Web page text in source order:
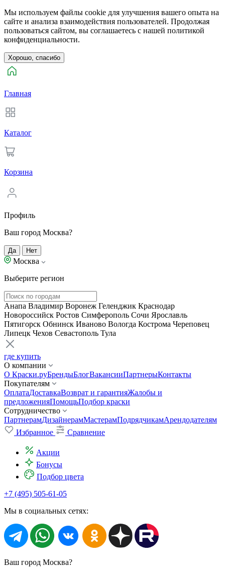
Мы используем файлы cookie для улучшения вашего опыта на
сайте и анализа взаимодействия пользователей. Продолжая
пользоваться сайтом, вы соглашаетесь с нашей политикой
конфиденциальности.
Хорошо, спасибо
Главная
Каталог
Корзина
Профиль
Ваш город Москва?
Да Нет
Москва
Выберите регион
Анапа Владимир Воронеж Геленджик Краснодар
Новороссийск Ростов Симферополь Сочи Ярославль
Пятигорск Обнинск Иваново Вологда Кострома Череповец
Липецк Чехов Севастополь Тула
где купить
О компании
О Краски.руБрендыБлогВакансииПартнерыКонтакты
Покупателям
ОплатаДоставкаВозврат и гарантияЖалобы и
предложенияПомощьПодбор краски
Сотрудничество
ПартнерамДизайнерамМастерамПодрядчикамАрендодателям
Избранное
Сравнение
Акции
Бонусы
Подбор цвета
+7 (495) 505-61-05
Мы в социальных сетях:
Ваш город Москва?